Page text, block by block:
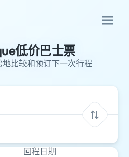
低价巴士票
比较和预订下一次行程
回程日期